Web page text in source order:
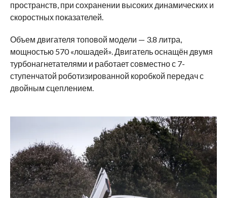
пространств, при сохранении высоких динамических и
скоростных показателей.
Объем двигателя топовой модели — 3.8 литра,
мощностью 570 «лошадей». Двигатель оснащён двумя
турбонагнетателями и работает совместно с 7-
ступенчатой роботизированной коробкой передач с
двойным сцеплением.